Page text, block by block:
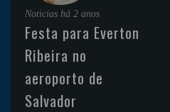
Noticias há 2 anos
Festa para Everton
Ribeira no
aeroporto de
Salvador